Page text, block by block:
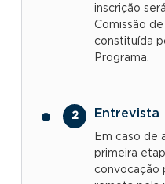
inscrição
Comissão de
constituída
Programa.
Entrevista
Em caso de
primeira
convocação